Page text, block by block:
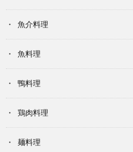
魚介料理
魚料理
鴨料理
鶏肉料理
麺料理